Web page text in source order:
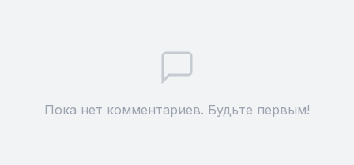
Пока нет комментариев. Будьте первым!